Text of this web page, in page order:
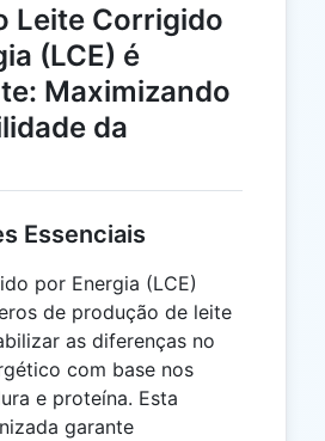
Leite Corrigido
(LCE) é
Maximizando
da
Essenciais
por Energia (LCE)
de produção de leite
as diferenças no
com base nos
e proteína. Esta
garante